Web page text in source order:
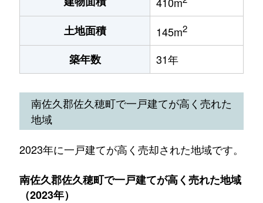
土地面積 145m2
築年数 31年
南佐久郡佐久穂町で一戸建てが高く売れた
地域
2023年に一戸建てが高く売却された地域です。
南佐久郡佐久穂町で一戸建てが高く売れた地域
（2023年）